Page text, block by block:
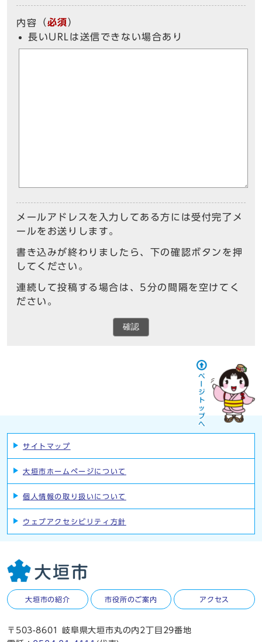
内容 （必須）
長いURLは送信できない場合あり
メールアドレスを入力してある方には受付完了メ
ールをお送りします。
書き込みが終わりましたら、下の確認ボタンを押
してください。
連続して投稿する場合は、5分の間隔を空けてく
ださい。
確認
サイトマップ
大垣市ホームページについて
個人情報の取り扱いについて
ウェブアクセシビリティ方針
大垣市の紹介 市役所のご案内 アクセス
〒503-8601 岐阜県大垣市丸の内2丁目29番地